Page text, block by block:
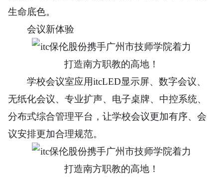
生命底色。
会议新体验
学校会议室应用itcLED显示屏、数字会议、
无纸化会议、专业扩声、电子桌牌、中控系统、
分布式综合管理平台，让学校会议更加有序、会
议安排更加合理规范。